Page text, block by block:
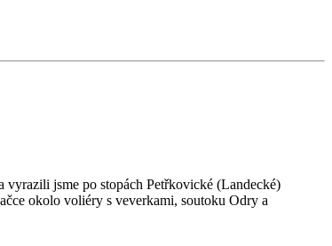
jsme po stopách Petřkovické (Landecké)
okolo voliéry s veverkami, soutoku Odry a